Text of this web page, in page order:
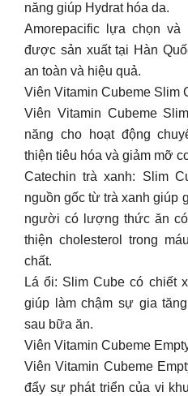
năng giúp Hydrat hóa da.
Amorepacific lựa chọn và
được sản xuất tại Hàn
an toàn và hiệu quả.
Viên Vitamin Cubeme Slim
Viên Vitamin Cubeme
năng cho hoạt động
thiện tiêu hóa và giảm mỡ
Catechin trà xanh: Slim
nguồn gốc từ trà xanh giúp
người có lượng thức ăn
thiện cholesterol trong
chất.
Lá ổi: Slim Cube có chiết
giúp làm chậm sự gia
sau bữa ăn.
Viên Vitamin Cubeme
Viên Vitamin Cubeme
đẩy sự phát triển của vi